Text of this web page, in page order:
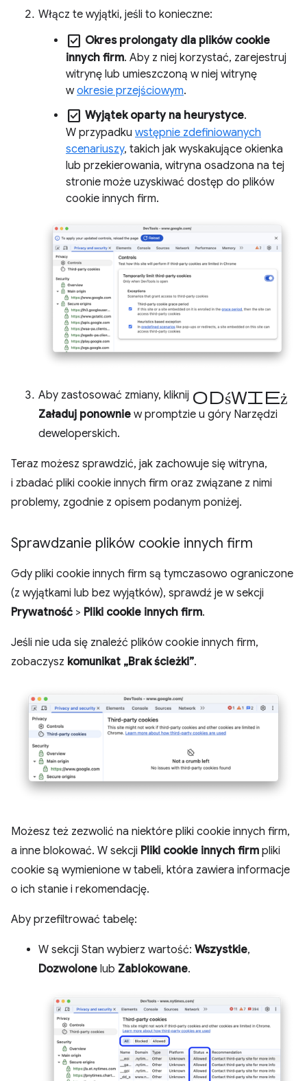
Włącz te wyjątki, jeśli to konieczne:
check_box Okres prolongaty dla plików cookie
innych firm. Aby z niej korzystać, zarejestruj
witrynę lub umieszczoną w niej witrynę
wokresie przejściowym.
check_box Wyjątek oparty na heurystyce.
W przypadku wstępnie zdefiniowanych
scenariuszy, takich jak wyskakujące okienka
lub przekierowania, witryna osadzona na tej
stronie może uzyskiwać dostęp do plików
cookie innych firm.
Aby zastosować zmiany, kliknij odśwież
Załaduj ponownie w promptzie u góry Narzędzi
deweloperskich.
Teraz możesz sprawdzić, jak zachowuje się witryna,
i zbadać pliki cookie innych firm oraz związane z nimi
problemy, zgodnie z opisem podanym poniżej.
Sprawdzanie plików cookie innych firm
Gdy pliki cookie innych firm są tymczasowo ograniczone
(z wyjątkami lub bez wyjątków), sprawdź je w sekcji
Prywatność > Pliki cookie innych firm.
Jeśli nie uda się znaleźć plików cookie innych firm,
zobaczysz komunikat „Brak ścieżki”.
Możesz też zezwolić na niektóre pliki cookie innych firm,
a inne blokować. W sekcji Pliki cookie innych firm pliki
cookie są wymienione w tabeli, która zawiera informacje
o ich stanie i rekomendację.
Aby przefiltrować tabelę:
W sekcji Stan wybierz wartość: Wszystkie,
Dozwolone lub Zablokowane.